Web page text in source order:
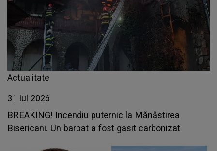
Actualitate
31 iul 2026
BREAKING! Incendiu puternic la Mănăstirea
Bisericani. Un barbat a fost gasit carbonizat